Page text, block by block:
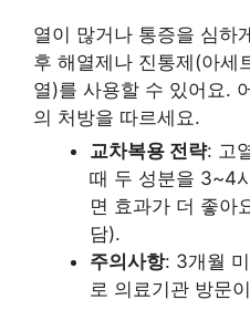
열이 많거나 통증을 심하
후 해열제나 진통제(아세
열)를 사용할 수 있어요.
의 처방을 따르세요.
교차복용 전략: 고
때 두 성분을 3~4
면 효과가 더 좋아
담).
주의사항: 3개월
로 의료기관 방문